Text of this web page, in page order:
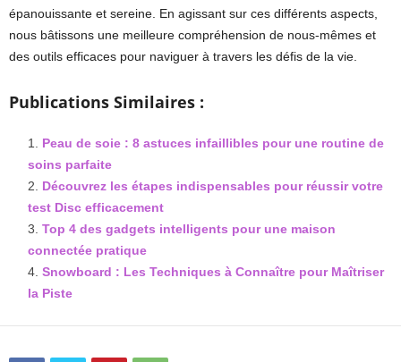
épanouissante et sereine. En agissant sur ces différents aspects,
nous bâtissons une meilleure compréhension de nous-mêmes et
des outils efficaces pour naviguer à travers les défis de la vie.
Publications Similaires :
Peau de soie : 8 astuces infaillibles pour une routine de
soins parfaite
Découvrez les étapes indispensables pour réussir votre
test Disc efficacement
Top 4 des gadgets intelligents pour une maison
connectée pratique
Snowboard : Les Techniques à Connaître pour Maîtriser
la Piste